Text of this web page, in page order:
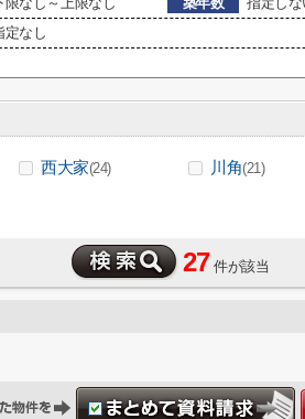
定なし
西大家(24) 川角(21)
27 件が該当